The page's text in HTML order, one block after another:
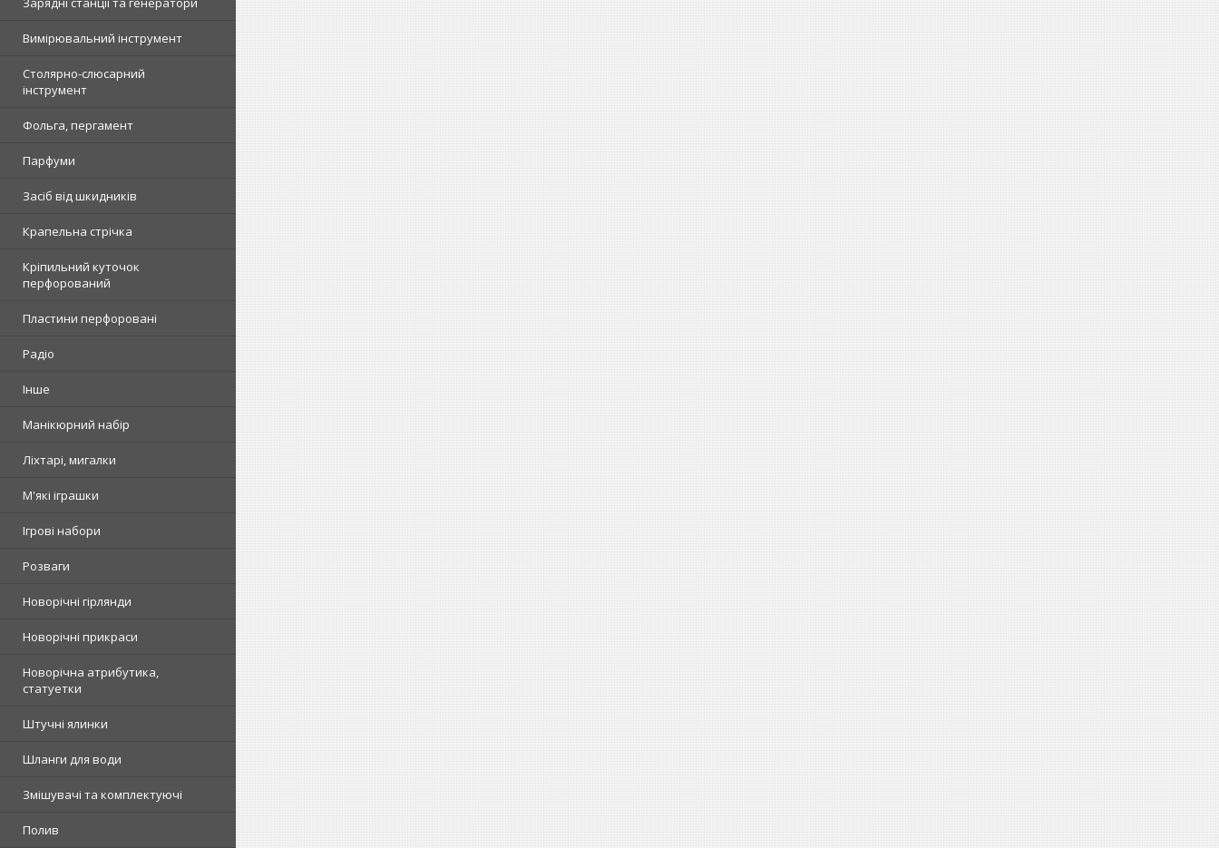
Вимірювальний інструмент
Столярно-слюсарний
інструмент
Фольга, пергамент
Парфуми
Засіб від шкидників
Крапельна стрічка
Кріпильний куточок
перфорований
Пластини перфоровані
Радіо
Інше
Манікюрний набір
Ліхтарі, мигалки
М'які іграшки
Ігрові набори
Розваги
Новорічні гірлянди
Новорічні прикраси
Новорічна атрибутика,
статуетки
Штучні ялинки
Шланги для води
Змішувачі та комплектуючі
Полив